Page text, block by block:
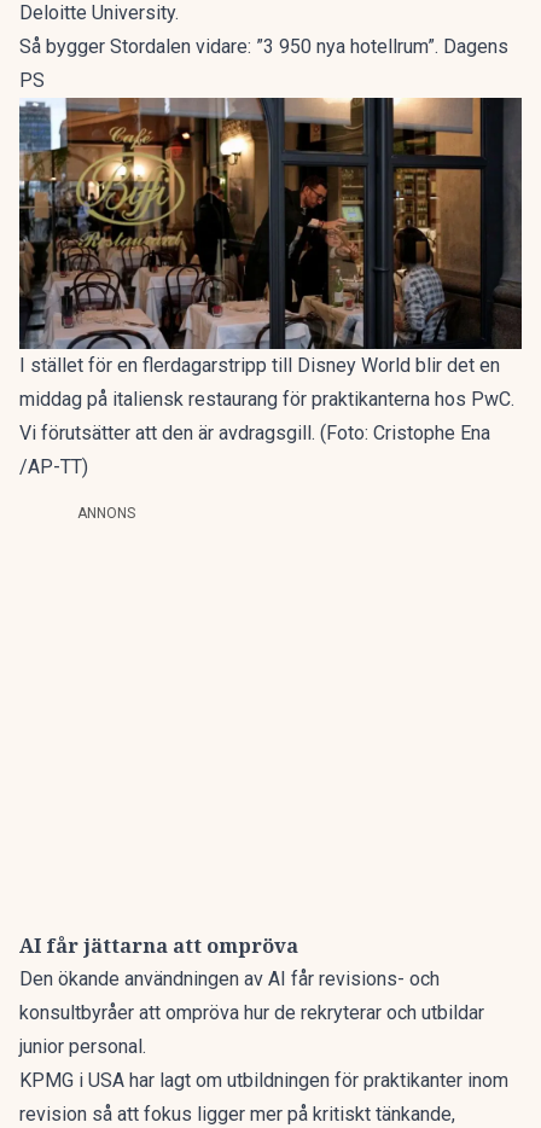
Deloitte University.
Så bygger Stordalen vidare: ”3 950 nya hotellrum”. Dagens
PS
I stället för en flerdagarstripp till Disney World blir det en
middag på italiensk restaurang för praktikanterna hos PwC.
Vi förutsätter att den är avdragsgill. (Foto: Cristophe Ena
/AP-TT)
ANNONS
AI får jättarna att ompröva
Den ökande användningen av AI får revisions- och
konsultbyråer att ompröva hur de rekryterar och utbildar
junior personal.
KPMG i USA har lagt om utbildningen för praktikanter inom
revision så att fokus ligger mer på kritiskt tänkande,